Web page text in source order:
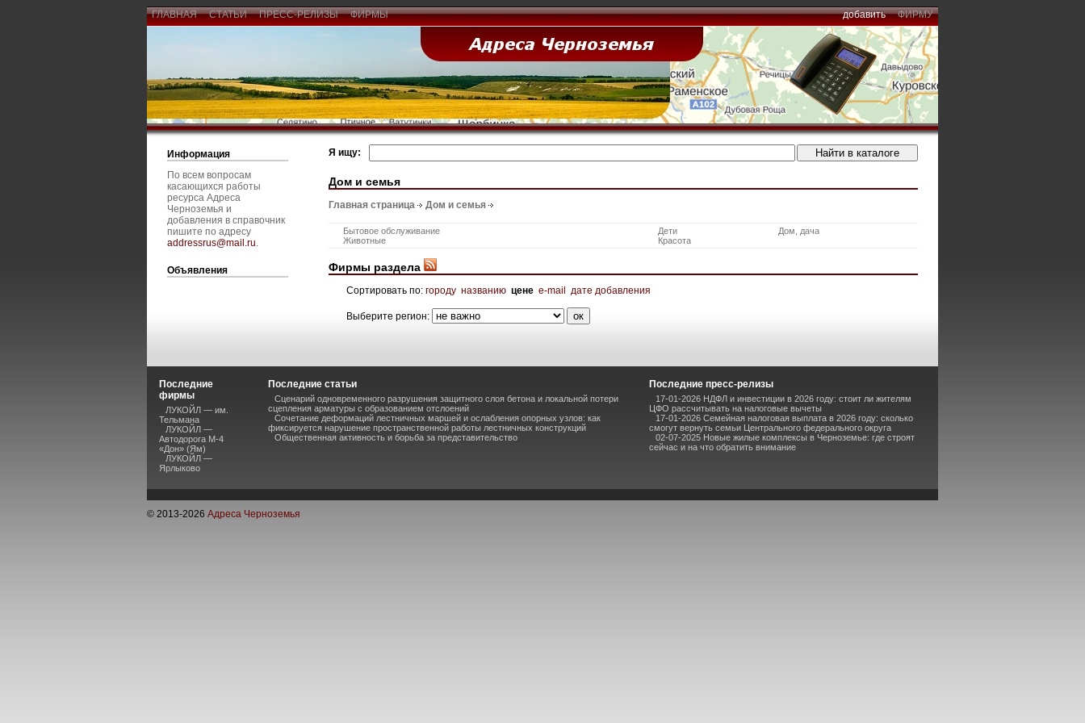
ГЛАВНАЯ СТАТЬИ ПРЕСС-РЕЛИЗЫ ФИРМЫ добавить ФИРМУ
Информация
По всем вопросам
касающихся работы
ресурса Адреса
Черноземья и
добавления в справочник
пишите по адресу
addressrus@mail.ru.
Объявления
Я ищу:
Дом и семья
Главная страница Дом и семья
Бытовое обслуживание Дети
Дом, дача
Животные
Красота
Фирмы раздела
Сортировать по: городу названию цене e-mail дате добавления
Выберите регион:
Последние
фирмы
ЛУКОЙЛ — им.
Тельмана
ЛУКОЙЛ —
Автодорога М-4
«Дон» (Ям)
ЛУКОЙЛ —
Ярлыково
Последние статьи
Сценарий одновременного разрушения защитного слоя бетона и локальной потери
сцепления арматуры с образованием отслоений
Сочетание деформаций лестничных маршей и ослабления опорных узлов: как
фиксируется нарушение пространственной работы лестничных конструкций
Общественная активность и борьба за представительство
Последние пресс-релизы
17-01-2026 НДФЛ и инвестиции в 2026 году: стоит ли жителям
ЦФО рассчитывать на налоговые вычеты
17-01-2026 Семейная налоговая выплата в 2026 году: сколько
смогут вернуть семьи Центрального федерального округа
02-07-2025 Новые жилые комплексы в Черноземье: где строят
сейчас и на что обратить внимание
© 2013-2026 Адреса Черноземья